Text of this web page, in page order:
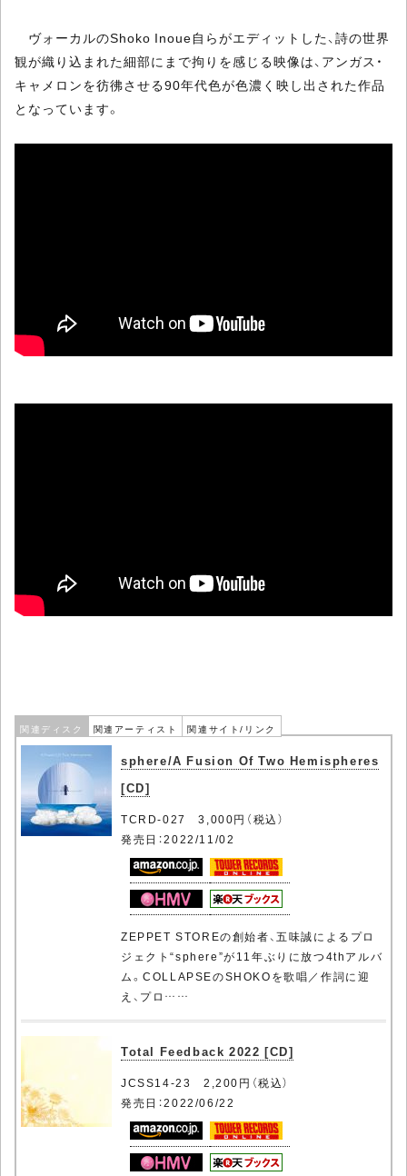
ヴォーカルのShoko Inoue自らがエディットした、詩の世界
観が織り込まれた細部にまで拘りを感じる映像は、アンガス・
キャメロンを彷彿させる90年代色が色濃く映し出された作品
となっています。
関連ディスク 関連アーティスト 関連サイト/リンク
sphere/A Fusion Of Two Hemispheres
[CD]
TCRD-027 3,000円（税込）
発売日：2022/11/02
ZEPPET STOREの創始者、五味誠によるプロ
ジェクト“sphere”が11年ぶりに放つ4thアルバ
ム。COLLAPSEのSHOKOを歌唱／作詞に迎
え、プロ……
Total Feedback 2022 [CD]
JCSS14-23 2,200円（税込）
発売日：2022/06/22